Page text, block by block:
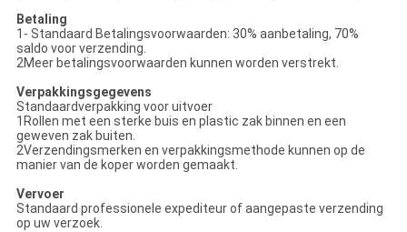
Betaling
1- Standaard Betalingsvoorwaarden: 30% aanbetaling, 70%
saldo voor verzending.
2Meer betalingsvoorwaarden kunnen worden verstrekt.
Verpakkingsgegevens
Standaardverpakking voor uitvoer
1Rollen met een sterke buis en plastic zak binnen en een
geweven zak buiten.
2Verzendingsmerken en verpakkingsmethode kunnen op de
manier van de koper worden gemaakt.
Vervoer
Standaard professionele expediteur of aangepaste verzending
op uw verzoek.